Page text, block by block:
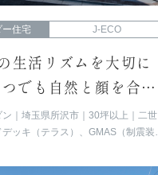
ー住宅 J-ECO
生活リズムを大切に
でも自然と顔を合わ
世帯住宅
ン 埼玉県所沢市 30坪以上
二世
ッキ（テラス）、GMAS（制震装